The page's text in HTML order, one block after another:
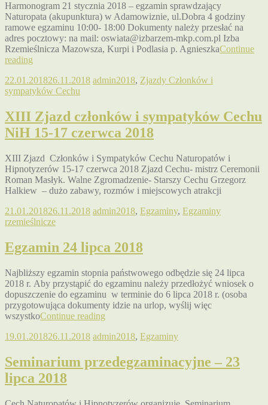
Harmonogram 21 stycznia 2018 – egzamin sprawdzający
Naturopata (akupunktura) w Adamowiznie, ul.Dobra 4 godziny
ramowe egzaminu 10:00- 18:00 Dokumenty należy przesłać na
adres pocztowy: na mail: oswiata@izbarzem-mkp.com.pl Izba
Rzemieślnicza Mazowsza, Kurpi i Podlasia p. AgnieszkaContinue
reading
22.01.201826.11.2018 admin2018, Zjazdy Członków i
sympatyków Cechu
XIII Zjazd członków i sympatyków Cechu
NiH 15-17 czerwca 2018
XIII Zjazd Członków i Sympatyków Cechu Naturopatów i
Hipnotyzerów 15-17 czerwca 2018 Zjazd Cechu- mistrz Ceremonii
Roman Masłyk. Walne Zgromadzenie- Starszy Cechu Grzegorz
Halkiew – dużo zabawy, rozmów i miejscowych atrakcji
21.01.201826.11.2018 admin2018, Egzaminy, Egzaminy
rzemieślnicze
Egzamin 24 lipca 2018
Najbliższy egzamin stopnia państwowego odbędzie się 24 lipca
2018 r. Aby przystąpić do egzaminu należy przedłożyć wniosek o
dopuszczenie do egzaminu w terminie do 6 lipca 2018 r. (osoba
przygotowująca dokumenty idzie na urlop, wyślij więc
wszystkoContinue reading
19.01.201826.11.2018 admin2018, Egzaminy
Seminarium przedegzaminacyjne – 23
lipca 2018